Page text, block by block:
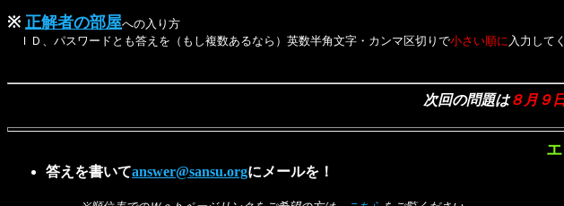
※ 正解者の部屋への入り方
ＩＤ、パスワードとも答えを（もし複数あるなら）英数半角文字・カンマ区切りで小さい順に 入力して
次回の問題は８月９
エ
答えを書いてanswer@sansu.orgにメールを！